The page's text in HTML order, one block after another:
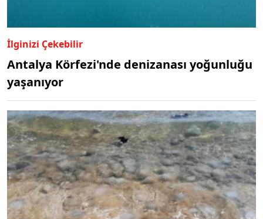
İlginizi Çekebilir
Antalya Körfezi'nde denizanası yoğunluğu
yaşanıyor